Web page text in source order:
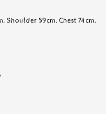
Shoulder 59cm, Chest 74cm,